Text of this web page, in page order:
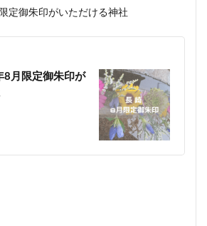
定御朱印がいただける神社
限定御朱印が